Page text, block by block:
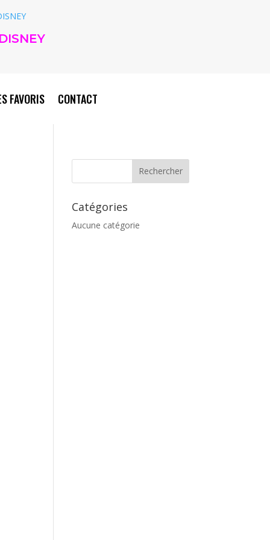
FAVORIS CONTACT
Catégories
Aucune catégorie